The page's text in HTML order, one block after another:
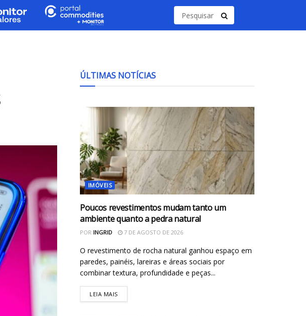
ÚLTIMAS NOTÍCIAS
IMÓVEIS
Poucos revestimentos mudam tanto um
ambiente quanto a pedra natural
POR INGRID 7 DE AGOSTO DE 2026
O revestimento de rocha natural ganhou espaço em
paredes, painéis, lareiras e áreas sociais por
combinar textura, profundidade e peças...
LEIA MAIS